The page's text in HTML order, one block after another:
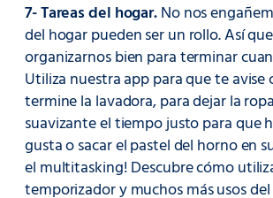
7- Tareas del hogar.No nos
del hogar pueden ser un rollo. Así
organizarnos bien para terminar
Utiliza nuestra app para que te avise
termine la lavadora, para dejar la
suavizante el tiempo justo para que
gusta o sacar el pastel del horno en
el multitasking! Descubre cómo
temporizador y muchos más usos